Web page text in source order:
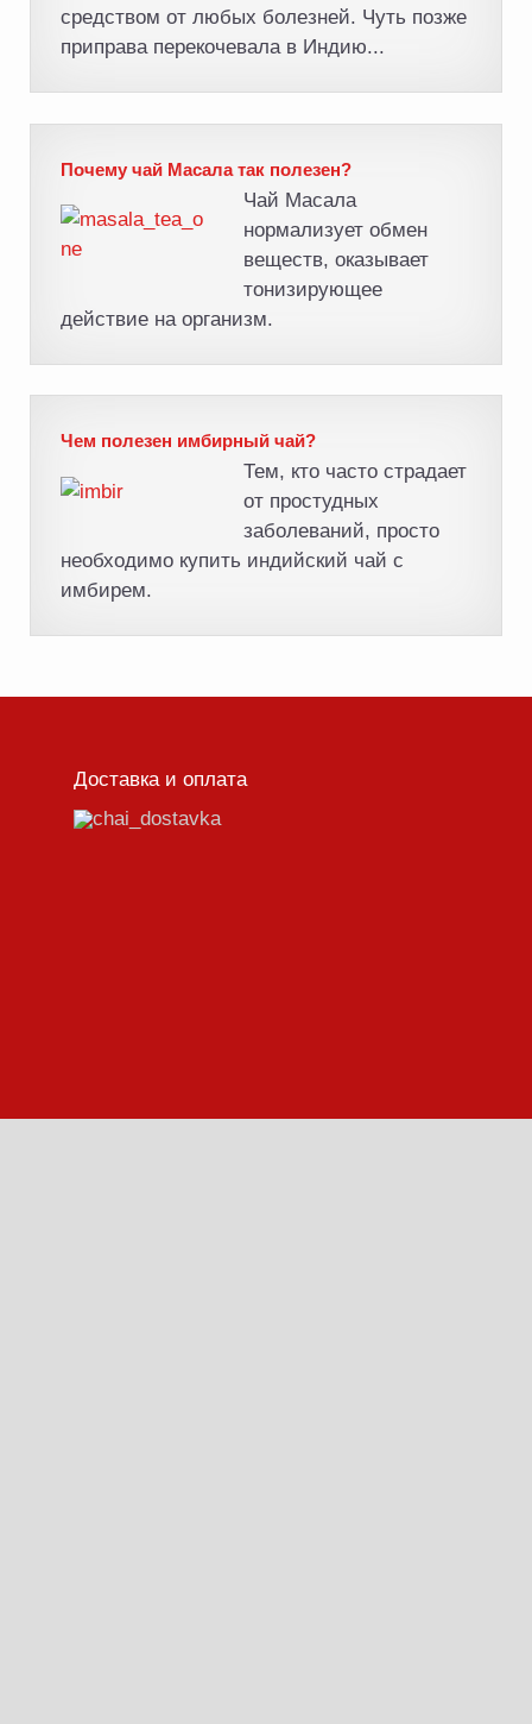
средством от любых болезней. Чуть позже
приправа перекочевала в Индию...
Почему чай Масала так полезен?
Чай Масала
нормализует обмен
веществ, оказывает
тонизирующее
действие на организм.
Чем полезен имбирный чай?
Тем, кто часто страдает
от простудных
заболеваний, просто
необходимо купить индийский чай с
имбирем.
Доставка и оплата